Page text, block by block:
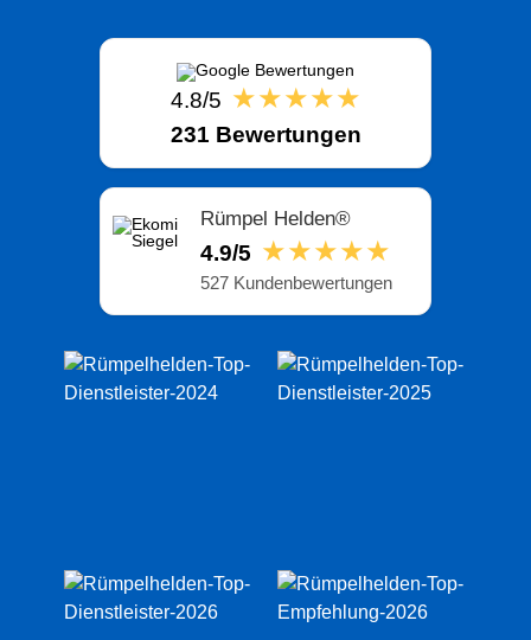
4.8/5 ★★★★★
231 Bewertungen
Rümpel Helden®
4.9/5 ★★★★★
527 Kundenbewertungen